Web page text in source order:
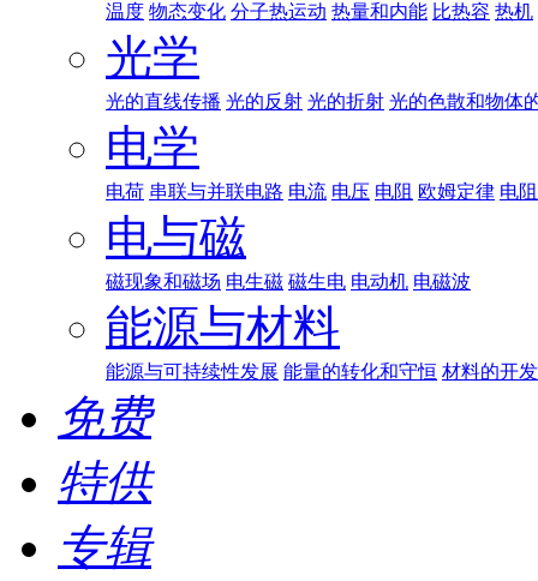
温度 物态变化 分子热运动 热量和内能 比热容 热机
光学
光的直线传播 光的反射 光的折射 光的色散和物体
电学
电荷 串联与并联电路 电流 电压 电阻 欧姆定律 电
电与磁
磁现象和磁场 电生磁 磁生电 电动机 电磁波
能源与材料
能源与可持续性发展 能量的转化和守恒 材料的开
免费
特供
专辑